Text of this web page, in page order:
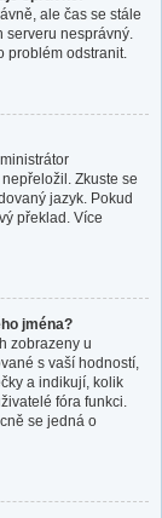
ale čas se stále
nesprávný.
problém odstranit.
Zkuste se
jazyk. Pokud
překlad. Více
jména?
zobrazeny u
s vaší hodností,
a indikují, kolik
fóra funkci.
se jedná o